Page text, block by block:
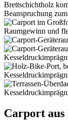
Carport